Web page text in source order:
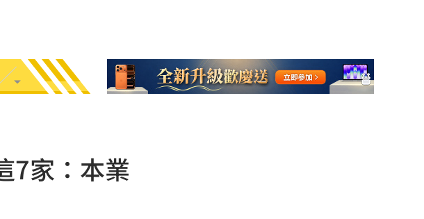
7家：本業